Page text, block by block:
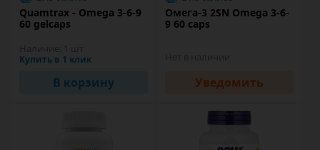
Quamtrax - Omega 3-6-9
60 gelcaps
Купить в 1 клик
В корзину
Омега-3 2SN Omega 3-6-
9 60 caps
Уведомить